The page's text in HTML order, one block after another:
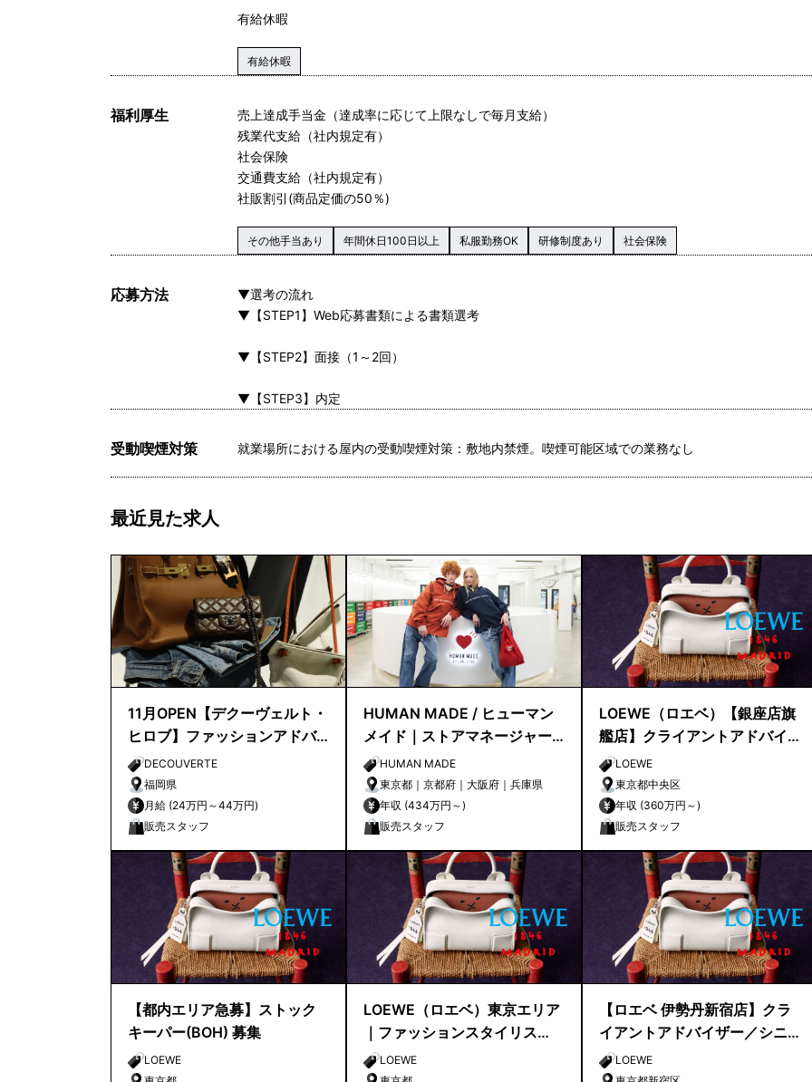
有給休暇
有給休暇
福利厚生
売上達成手当金（達成率に応じて上限なしで毎月支給）
残業代支給（社内規定有）
社会保険
交通費支給（社内規定有）
社販割引(商品定価の50％)
その他手当あり 年間休日100日以上 私服勤務OK 研修制度あり 社会保険
応募方法
▼選考の流れ
▼【STEP1】Web応募書類による書類選考
▼【STEP2】面接（1～2回）
▼【STEP3】内定
受動喫煙対策 就業場所における屋内の受動喫煙対策：敷地内禁煙。喫煙可能区域での業務なし
最近見た求人
11月OPEN【デクーヴェルト・
ヒロブ】ファッションアドバ
イザー｜天神店
DECOUVERTE
福岡県
月給 (24万円～44万円)
販売スタッフ
HUMAN MADE / ヒューマン
メイド｜ストアマネージャー
店長候補
HUMAN MADE
東京都｜京都府｜大阪府｜兵庫県
年収 (434万円～)
販売スタッフ
LOEWE（ロエベ）【銀座店旗
艦店】クライアントアドバイ
ザー／シニアクライアントア
ドバイザー募集
LOEWE
東京都中央区
年収 (360万円～)
販売スタッフ
【都内エリア急募】ストック
キーパー(BOH) 募集
LOEWE
LOEWE（ロエベ）東京エリア
｜ファッションスタイリス
ト/Fashion Stylist
LOEWE
【ロエベ 伊勢丹新宿店】クラ
イアントアドバイザー／シニ
アクライアントアドバイザー
募集
LOEWE